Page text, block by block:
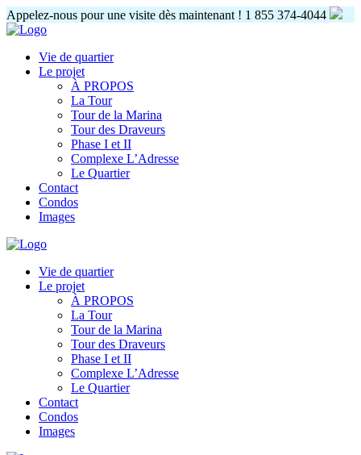
Appelez-nous pour une visite dès maintenant ! 1 855 374-4044
Vie de quartier
Le projet
À PROPOS
La Tour
Tour de la Marina
Tour des Draveurs
Phase I et II
Complexe L’Adresse
Le Quartier
Contact
Condos
Images
Vie de quartier
Le projet
À PROPOS
La Tour
Tour de la Marina
Tour des Draveurs
Phase I et II
Complexe L’Adresse
Le Quartier
Contact
Condos
Images